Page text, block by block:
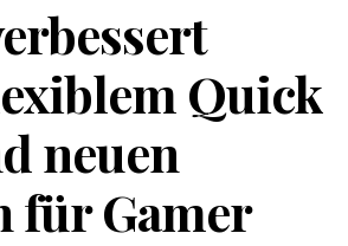
Quick
neuen
für Gamer